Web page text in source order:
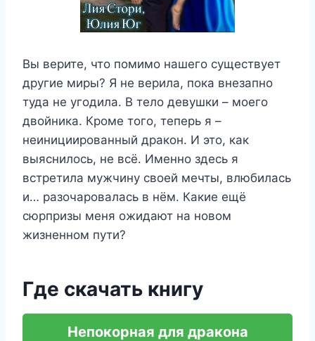
Вы верите, что помимо нашего существует
другие миры? Я не верила, пока внезапно
туда не угодила. В тело девушки – моего
двойника. Кроме того, теперь я –
неинициированный дракон. И это, как
выяснилось, не всё. Именно здесь я
встретила мужчину своей мечты, влюбилась
и… разочаровалась в нём. Какие ещё
сюрпризы меня ожидают на новом
жизненном пути?
Где скачать книгу
Непокорная для дракона